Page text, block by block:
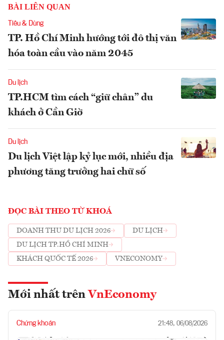
BÀI LIÊN QUAN
Tiêu & Dùng
TP. Hồ Chí Minh hướng tới đô thị văn
hóa toàn cầu vào năm 2045
Du lịch
TP.HCM tìm cách “giữ chân” du
khách ở Cần Giờ
Du lịch
Du lịch Việt lập kỷ lục mới, nhiều địa
phương tăng trưởng hai chữ số
ĐỌC BÀI THEO TỪ KHOÁ
DOANH THU DU LỊCH 2026
DU LỊCH
DU LỊCH TP.HỒ CHÍ MINH
KHÁCH QUỐC TẾ 2026
VNECONOMY
Mới nhất trên VnEconomy
Chứng khoán 21:48, 06/08/2026